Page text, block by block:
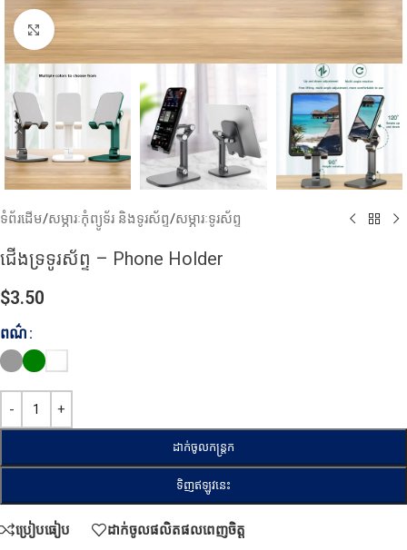
Click to enlarge
ទំព័រដើម/សម្ភារៈកុំព្យូទ័រ និងទូរស័ព្ទ/សម្ភារៈទូរស័ព្ទ
ជើងទ្រទូរស័ព្ទ – Phone Holder
$3.50
ពណ៌
ដាក់ចូលកន្ត្រក
ទិញឥឡូវនេះ
ប្រៀបធៀប ដាក់ចូលផលិតផលពេញចិត្ត